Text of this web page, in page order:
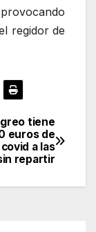
regidor de
tiene
euros de
a las
repartir